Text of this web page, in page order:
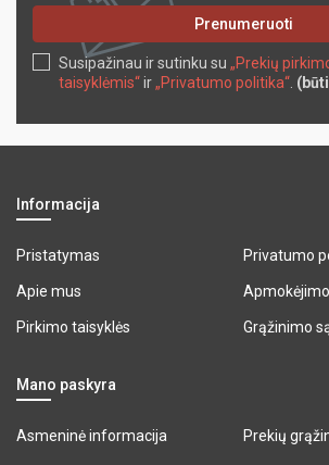
Prenumeruoti
Susipažinau ir sutinku su „Prekių
taisyklėmis“ir„Privatumo politika“.
Informacija
Pristatymas Privatumo
Apie mus
Pirkimo taisyklės Grąžinimo
Mano paskyra
Asmeninė informacija Prekių